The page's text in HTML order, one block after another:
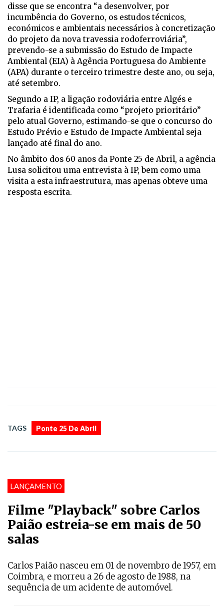
disse que se encontra “a desenvolver, por
incumbência do Governo, os estudos técnicos,
económicos e ambientais necessários à concretização
do projeto da nova travessia rodoferroviária”,
prevendo-se a submissão do Estudo de Impacte
Ambiental (EIA) à Agência Portuguesa do Ambiente
(APA) durante o terceiro trimestre deste ano, ou seja,
até setembro.
Segundo a IP, a ligação rodoviária entre Algés e
Trafaria é identificada como “projeto prioritário”
pelo atual Governo, estimando-se que o concurso do
Estudo Prévio e Estudo de Impacte Ambiental seja
lançado até final do ano.
No âmbito dos 60 anos da Ponte 25 de Abril, a agência
Lusa solicitou uma entrevista à IP, bem como uma
visita a esta infraestrutura, mas apenas obteve uma
resposta escrita.
TAGS Ponte 25 De Abril
LANÇAMENTO
Filme "Playback" sobre Carlos
Paião estreia-se em mais de 50
salas
Carlos Paião nasceu em 01 de novembro de 1957, em
Coimbra, e morreu a 26 de agosto de 1988, na
sequência de um acidente de automóvel.